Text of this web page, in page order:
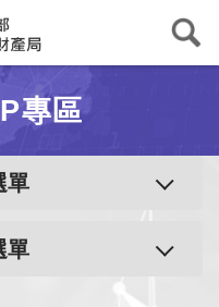
專區
單
單